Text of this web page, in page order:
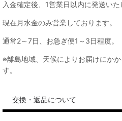
入金確定後、1営業日以内に発送いた
現在月水金のみ営業しております。
通常2～7日、お急ぎ便1～3日程度。
※離島地域、天候によりお届けにか
す。
交換・返品について